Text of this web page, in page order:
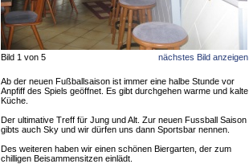
Bild 1 von 5 nächstes Bild anzeigen
Ab der neuen Fußballsaison ist immer eine halbe Stunde vor
Anpfiff des Spiels geöffnet. Es gibt durchgehen warme und kalte
Küche.
Der ultimative Treff für Jung und Alt. Zur neuen Fussball Saison
gibts auch Sky und wir dürfen uns dann Sportsbar nennen.
Des weiteren haben wir einen schönen Biergarten, der zum
chilligen Beisammensitzen einlädt.